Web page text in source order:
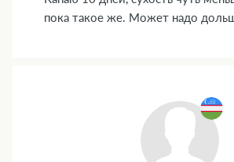
пока такое же. Может надо